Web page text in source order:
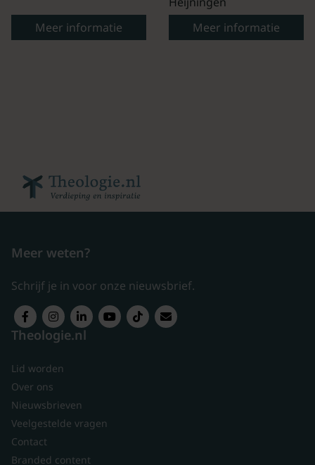
Meer informatie
Meer informatie
Meer weten?
Schrijf je in voor onze nieuwsbrief.
Theologie.nl
Lid worden
Over ons
Nieuwsbrieven
Veelgestelde vragen
Contact
Branded content